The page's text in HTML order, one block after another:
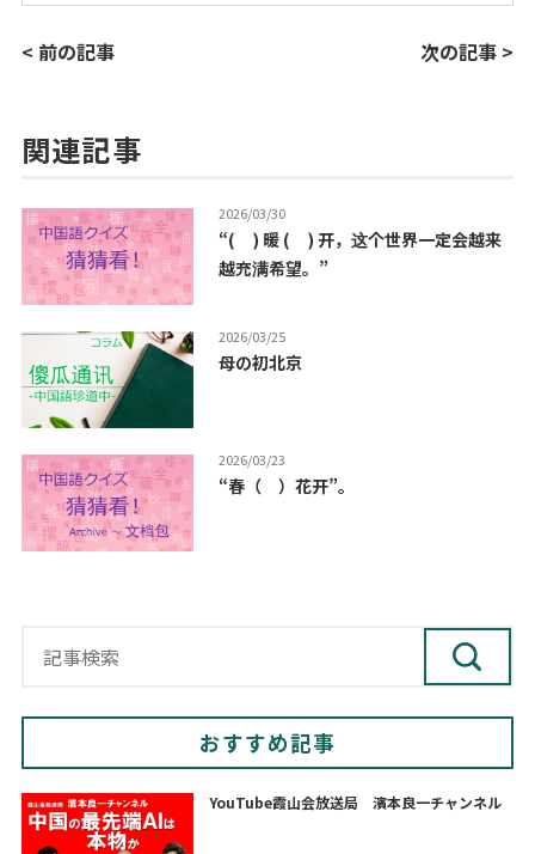
< 前の記事 次の記事 >
関連記事
2026/03/30
“( ) 暖 ( ) 开，这个世界一定会越来
越充满希望。”
2026/03/25
母の初北京
2026/03/23
“春（ ）花开”。
おすすめ記事
YouTube霞山会放送局 濱本良一チャンネル